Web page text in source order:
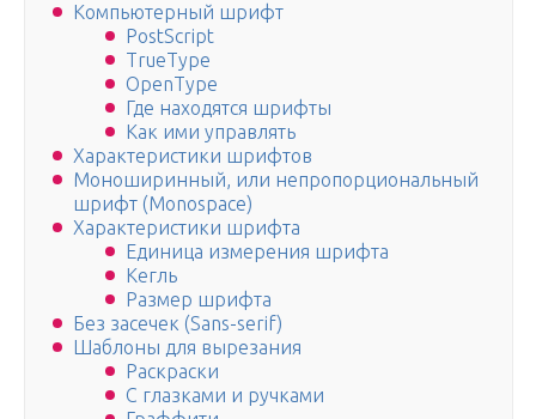
Компьютерный шрифт
PostScript
TrueType
OpenType
Где находятся шрифты
Как ими управлять
Характеристики шрифтов
Моноширинный, или непропорциональный
шрифт (Monospace)
Характеристики шрифта
Единица измерения шрифта
Кегль
Размер шрифта
Без засечек (Sans-serif)
Шаблоны для вырезания
Раскраски
С глазками и ручками